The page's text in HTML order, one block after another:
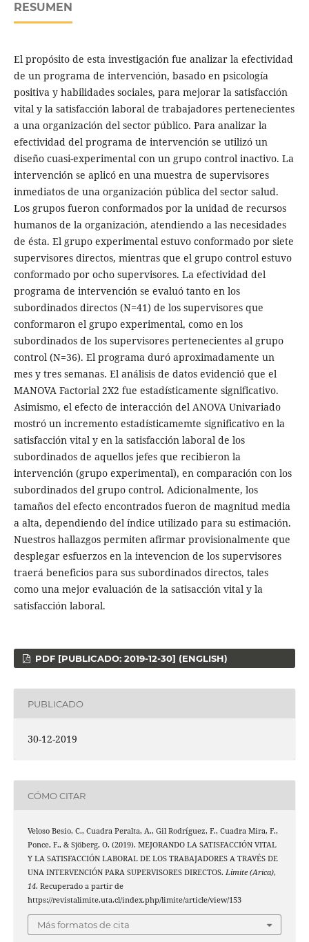
RESUMEN
El propósito de esta investigación fue analizar la efectividad
de un programa de intervención, basado en psicología
positiva y habilidades sociales, para mejorar la satisfacción
vital y la satisfacción laboral de trabajadores pertenecientes
a una organización del sector público. Para analizar la
efectividad del programa de intervención se utilizó un
diseño cuasi-experimental con un grupo control inactivo. La
intervención se aplicó en una muestra de supervisores
inmediatos de una organización pública del sector salud.
Los grupos fueron conformados por la unidad de recursos
humanos de la organización, atendiendo a las necesidades
de ésta. El grupo experimental estuvo conformado por siete
supervisores directos, mientras que el grupo control estuvo
conformado por ocho supervisores. La efectividad del
programa de intervención se evaluó tanto en los
subordinados directos (N=41) de los supervisores que
conformaron el grupo experimental, como en los
subordinados de los supervisores pertenecientes al grupo
control (N=36). El programa duró aproximadamente un
mes y tres semanas. El análisis de datos evidenció que el
MANOVA Factorial 2X2 fue estadísticamente significativo.
Asimismo, el efecto de interacción del ANOVA Univariado
mostró un incremento estadísticamemte significativo en la
satisfacción vital y en la satisfacción laboral de los
subordinados de aquellos jefes que recibieron la
intervención (grupo experimental), en comparación con los
subordinados del grupo control. Adicionalmente, los
tamaños del efecto encontrados fueron de magnitud media
a alta, dependiendo del índice utilizado para su estimación.
Nuestros hallazgos permiten afirmar provisionalmente que
desplegar esfuerzos en la intevencion de los supervisores
traerá beneficios para sus subordinados directos, tales
como una mejor evaluación de la satisacción vital y la
satisfacción laboral.
PDF [PUBLICADO: 2019-12-30] (ENGLISH)
PUBLICADO
30-12-2019
CÓMO CITAR
Veloso Besio, C., Cuadra Peralta, A., Gil Rodríguez, F., Cuadra Mira, F.,
Ponce, F., & Sjöberg, O. (2019). MEJORANDO LA SATISFACCIÓN VITAL
Y LA SATISFACCIÓN LABORAL DE LOS TRABAJADORES A TRAVÉS DE
UNA INTERVENCIÓN PARA SUPERVISORES DIRECTOS. Límite (Arica),
14. Recuperado a partir de
https://revistalimite.uta.cl/index.php/limite/article/view/153
Más formatos de cita